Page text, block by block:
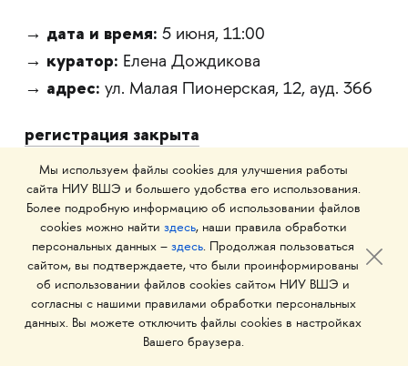
→ дата и время: 5 июня, 11:00
→ куратор: Елена Дождикова
→ адрес: ул. Малая Пионерская, 12, ауд. 366
регистрация закрыта
8 ИЮНЯ, 15:00
Бакалавриат «Экспериментальное
кино»
Мы используем файлы cookies для улучшения работы
сайта НИУ ВШЭ и большего удобства его использования.
Более подробную информацию об использовании файлов
cookies можно найти здесь, наши правила обработки
персональных данных – здесь. Продолжая пользоваться
сайтом, вы подтверждаете, что были проинформированы
об использовании файлов cookies сайтом НИУ ВШЭ и
согласны с нашими правилами обработки персональных
данных. Вы можете отключить файлы cookies в настройках
Вашего браузера.